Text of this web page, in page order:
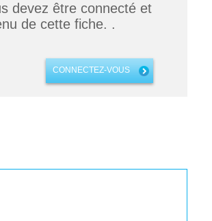
devez être connecté et
de cette fiche. .
CONNECTEZ-VOUS